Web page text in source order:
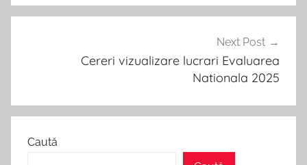
Next Post
Cereri vizualizare lucrari Evaluarea
Nationala 2025
Caută